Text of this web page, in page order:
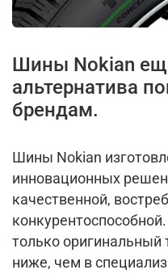
Шины Nokian
альтернатива
брендам.
Шины Nokian
инновационных
качественной,
только оригинальный
ниже, чем в